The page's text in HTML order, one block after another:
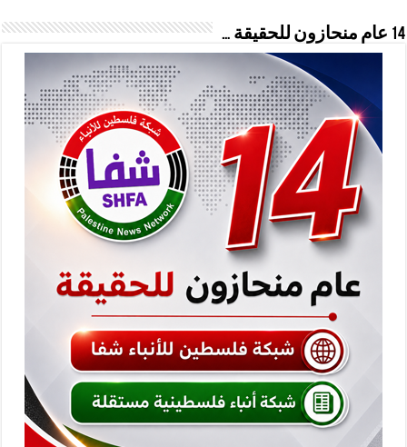
14 عام منحازون للحقيقة …